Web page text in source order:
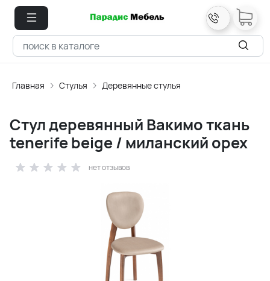
Главная Стулья Деревянные стулья
Стул деревянный Вакимо ткань
tenerife beige / миланский орех
нет отзывов